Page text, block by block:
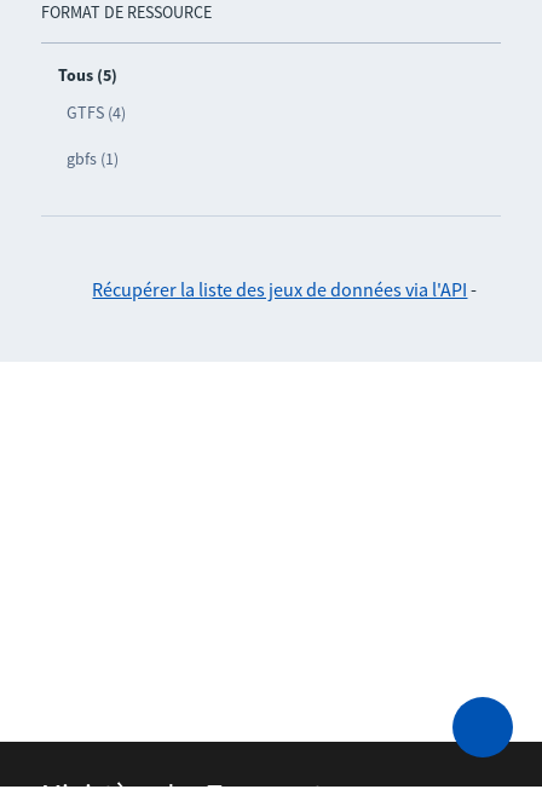
FORMAT DE RESSOURCE
Tous (5)
GTFS (4)
gbfs (1)
Récupérer la liste des jeux de données via l'API -